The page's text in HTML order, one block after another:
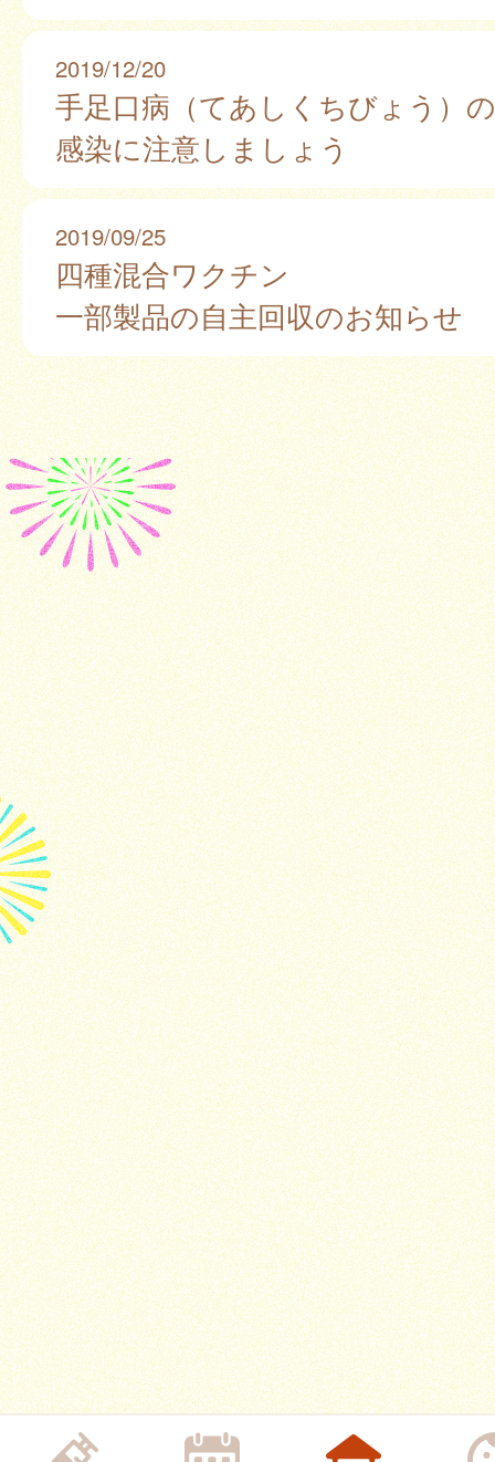
2019/12/20
手足口病（てあしくちびょう）の
感染に注意しましょう
2019/09/25
四種混合ワクチン
一部製品の自主回収のお知らせ